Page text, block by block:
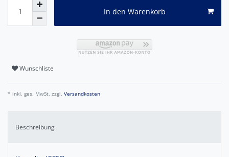
In den Warenkorb
Wunschliste
* inkl. ges. MwSt. zzgl. Versandkosten
Beschreibung